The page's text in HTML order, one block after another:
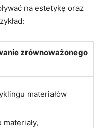
na estetykę oraz
zrównoważonego
materiałów